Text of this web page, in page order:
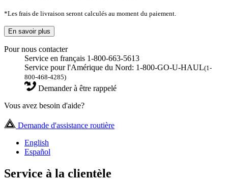
*Les frais de livraison seront calculés au moment du paiement.
En savoir plus
Pour nous contacter
Service en français 1-800-663-5613
Service pour l'Amérique du Nord: 1-800-GO-U-HAUL(1-
800-468-4285)
Demander à être rappelé
Vous avez besoin d'aide?
Demande d'assistance routière
English
Español
Service à la clientèle